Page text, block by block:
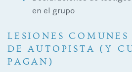
en el grupo
LESIONES
DE AUTOPISTA (Y
PAGAN)